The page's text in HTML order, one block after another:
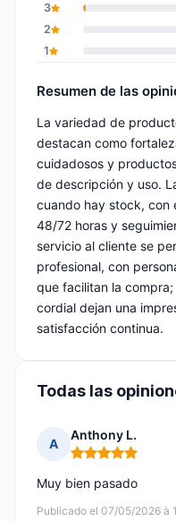
3
2
1
Resumen de las
La variedad de
destacan como
cuidadosos y
de descripción y uso.
cuando hay stock, con
48/72 horas y
servicio al cliente se
profesional, con
que facilitan la
cordial dejan una
satisfacción continua.
Todas las
A
Anthony L.
Nota: 5 de 5
Publicado el 07/05/2026 à
Muy bien pasado